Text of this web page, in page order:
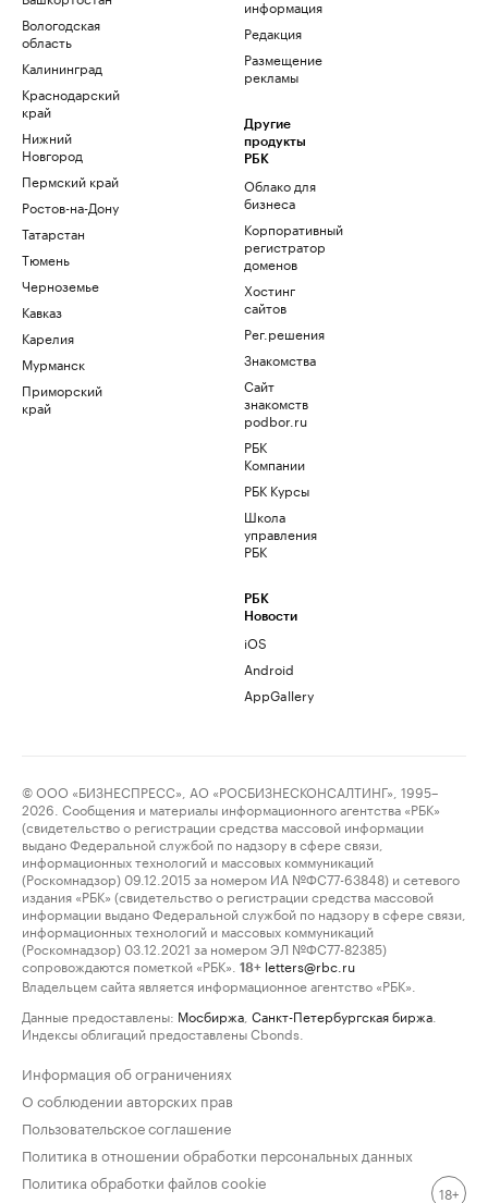
Вологодская
область
Калининград
Краснодарский
край
Нижний
Новгород
Пермский край
Ростов-на-Дону
Татарстан
Тюмень
Черноземье
Кавказ
Карелия
Мурманск
Приморский
край
информация
Редакция
Размещение
рекламы
Другие
продукты
РБК
Облако для
бизнеса
Корпоративный
регистратор
доменов
Хостинг
сайтов
Рег.решения
Знакомства
Сайт
знакомств
podbor.ru
РБК
Компании
РБК Курсы
Школа
управления
РБК
РБК
Новости
iOS
Android
AppGallery
© ООО «БИЗНЕСПРЕСС», АО «РОСБИЗНЕСКОНСАЛТИНГ», 1995–
2026. Сообщения и материалы информационного агентства «РБК»
(свидетельство о регистрации средства массовой информации
выдано Федеральной службой по надзору в сфере связи,
информационных технологий и массовых коммуникаций
(Роскомнадзор) 09.12.2015 за номером ИА №ФС77-63848) и сетевого
издания «РБК» (свидетельство о регистрации средства массовой
информации выдано Федеральной службой по надзору в сфере связи,
информационных технологий и массовых коммуникаций
(Роскомнадзор) 03.12.2021 за номером ЭЛ №ФС77-82385)
сопровождаются пометкой «РБК».
18+ letters@rbc.ru
Владельцем сайта является информационное агентство «РБК».
Данные предоставлены: Мосбиржа Санкт-Петербургская биржа
Индексы облигаций предоставлены Cbonds.
Информация об ограничениях
О соблюдении авторских прав
Пользовательское соглашение
Политика в отношении обработки персональных данных
Политика обработки файлов cookie
18+